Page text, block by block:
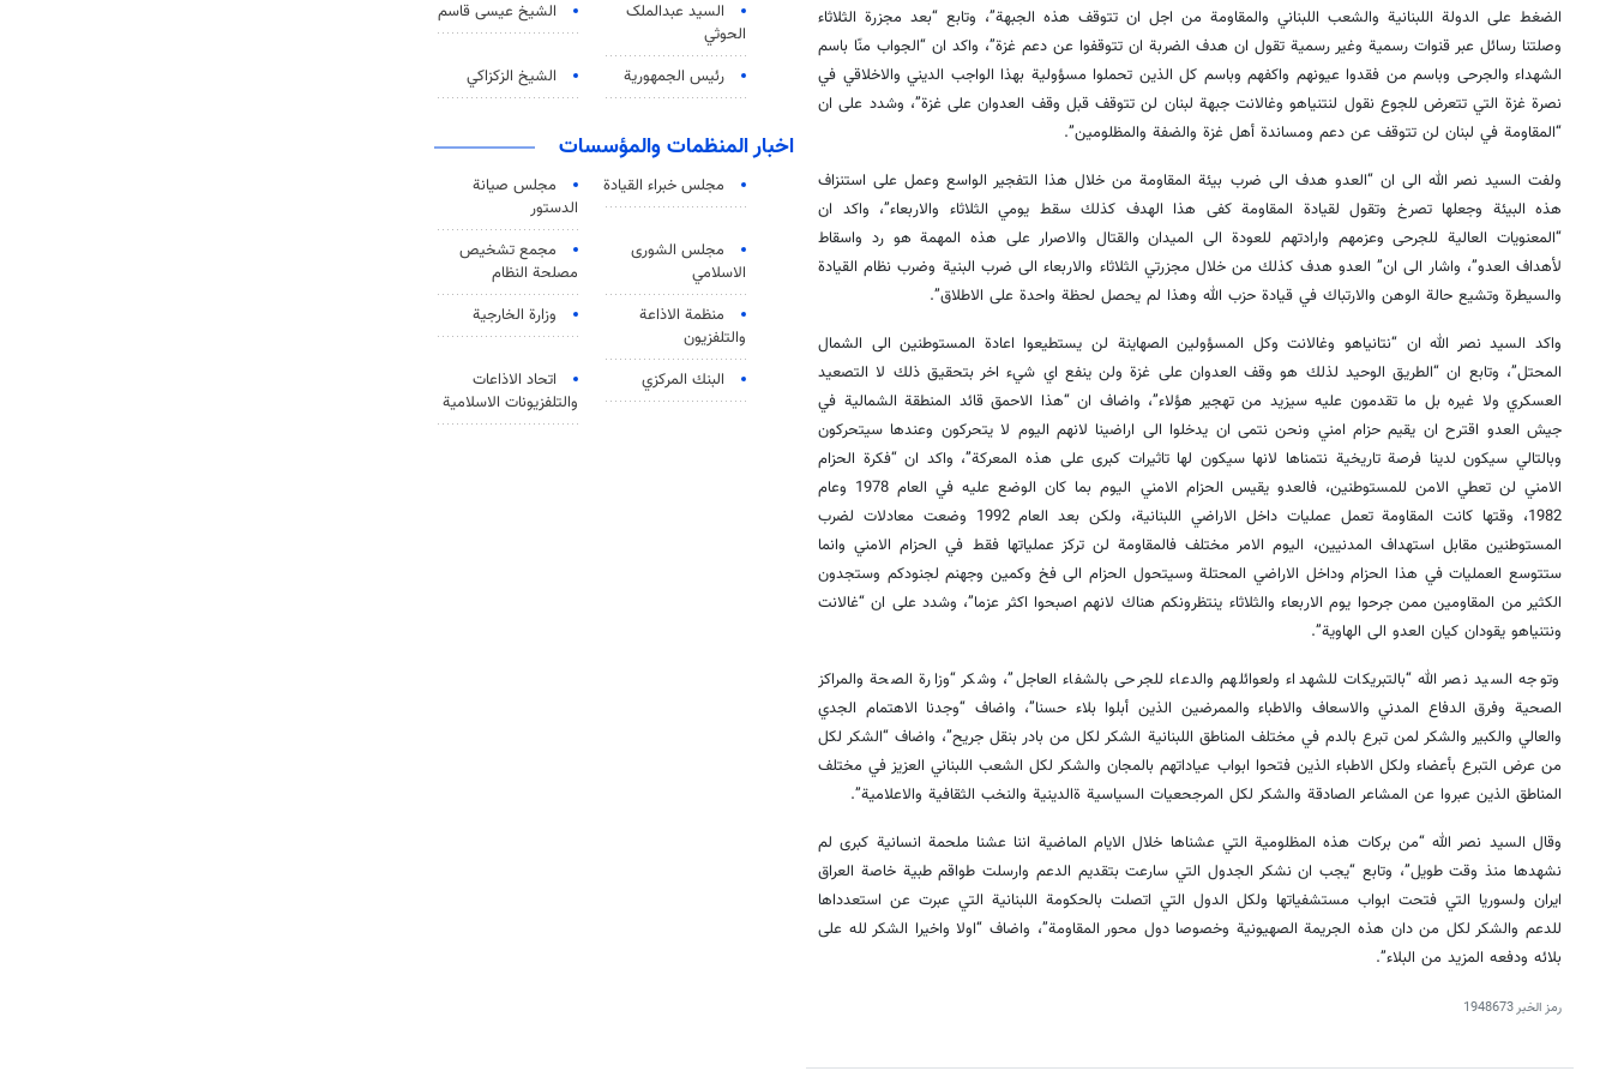
الضغط على الدولة اللبنانية والشعب اللبناني والمقاومة من اجل ان تتوقف هذه الجبهة”، وتابع “بعد مجزرة الثلاثاء
وصلتنا رسائل عبر قنوات رسمية وغير رسمية تقول ان هدف الضربة ان تتوقفوا عن دعم غزة”، واكد ان “الجواب منّا باسم
الشهداء والجرحى وباسم من فقدوا عيونهم واكفهم وباسم كل الذين تحملوا مسؤولية بهذا الواجب الديني والاخلاقي في
نصرة غزة التي تتعرض للجوع نقول لنتنياهو وغالانت جبهة لبنان لن تتوقف قبل وقف العدوان على غزة”، وشدد على ان
“المقاومة في لبنان لن تتوقف عن دعم ومساندة أهل غزة والضفة والمظلومين”.
ولفت السيد نصر الله الى ان “العدو هدف الى ضرب بيئة المقاومة من خلال هذا التفجير الواسع وعمل على استنزاف
هذه البيئة وجعلها تصرخ وتقول لقيادة المقاومة كفى هذا الهدف كذلك سقط يومي الثلاثاء والاربعاء”، واكد ان
“المعنويات العالية للجرحى وعزمهم وارادتهم للعودة الى الميدان والقتال والاصرار على هذه المهمة هو رد واسقاط
لأهداف العدو”، واشار الى ان” العدو هدف كذلك من خلال مجزرتي الثلاثاء والاربعاء الى ضرب البنية وضرب نظام القيادة
والسيطرة وتشيع حالة الوهن والارتباك في قيادة حزب الله وهذا لم يحصل لحظة واحدة على الاطلاق”.
واكد السيد نصر الله ان “نتانياهو وغالانت وكل المسؤولين الصهاينة لن يستطيعوا اعادة المستوطنين الى الشمال
المحتل”، وتابع ان “الطريق الوحيد لذلك هو وقف العدوان على غزة ولن ينفع اي شيء اخر بتحقيق ذلك لا التصعيد
العسكري ولا غيره بل ما تقدمون عليه سيزيد من تهجير هؤلاء”، واضاف ان “هذا الاحمق قائد المنطقة الشمالية في
جيش العدو اقترح ان يقيم حزام امني ونحن نتمى ان يدخلوا الى اراضينا لانهم اليوم لا يتحركون وعندها سيتحركون
وبالتالي سيكون لدينا فرصة تاريخية نتمناها لانها سيكون لها تاثيرات كبرى على هذه المعركة”، واكد ان “فكرة الحزام
الامني لن تعطي الامن للمستوطنين، فالعدو يقيس الحزام الامني اليوم بما كان الوضع عليه في العام 1978 وعام
1982، وقتها كانت المقاومة تعمل عمليات داخل الاراضي اللبنانية، ولكن بعد العام 1992 وضعت معادلات لضرب
المستوطنين مقابل استهداف المدنيين، اليوم الامر مختلف فالمقاومة لن تركز عملياتها فقط في الحزام الامني وانما
ستتوسع العمليات في هذا الحزام وداخل الاراضي المحتلة وسيتحول الحزام الى فخ وكمين وجهنم لجنودكم وستجدون
الكثير من المقاومين ممن جرحوا يوم الاربعاء والثلاثاء ينتظرونكم هناك لانهم اصبحوا اكثر عزما”، وشدد على ان “غالانت
ونتنياهو يقودان كيان العدو الى الهاوية”.
وتوجه السيد نصر الله “بالتبريكات للشهداء ولعوائلهم والدعاء للجرحى بالشفاء العاجل”، وشكر “وزارة الصحة والمراكز
الصحية وفرق الدفاع المدني والاسعاف والاطباء والممرضين الذين أبلوا بلاء حسنا”، واضاف “وجدنا الاهتمام الجدي
والعالي والكبير والشكر لمن تبرع بالدم في مختلف المناطق اللبنانية الشكر لكل من بادر بنقل جريح”، واضاف “الشكر لكل
من عرض التبرع بأعضاء ولكل الاطباء الذين فتحوا ابواب عياداتهم بالمجان والشكر لكل الشعب اللبناني العزيز في مختلف
المناطق الذين عبروا عن المشاعر الصادقة والشكر لكل المرجحعيات السياسية ةالدينية والنخب الثقافية والاعلامية”.
وقال السيد نصر الله “من بركات هذه المظلومية التي عشناها خلال الايام الماضية اننا عشنا ملحمة انسانية كبرى لم
نشهدها منذ وقت طويل”، وتابع “يجب ان نشكر الجدول التي سارعت بتقديم الدعم وارسلت طواقم طبية خاصة العراق
ايران ولسوريا التي فتحت ابواب مستشفياتها ولكل الدول التي اتصلت بالحكومة اللبنانية التي عبرت عن استعدداها
للدعم والشكر لكل من دان هذه الجريمة الصهيونية وخصوصا دول محور المقاومة”، واضاف “اولا واخيرا الشكر لله على
بلائه ودفعه المزيد من البلاء”.
رمز الخبر1948673
السید عبدالملک
الحوثي
الشيخ عيسى قاسم
رئيس الجمهورية الشيخ الزكزاكي
اخبار المنظمات والمؤسسات
مجلس خبراء القيادة
مجلس صيانة
الدستور
مجلس الشورى
الاسلامي
مجمع تشخيص
مصلحة النظام
منظمة الاذاعة
والتلفزیون
وزارة الخارجية
البنك المركزي
اتحاد الاذاعات
والتلفزيونات الاسلامية